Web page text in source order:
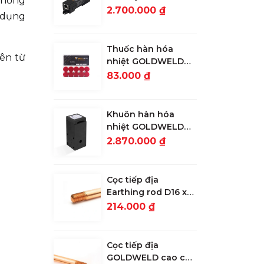
từ
đường tín hiệu
2.700.000 ₫
Thuốc hàn hóa
nhiệt GOLDWELD
90g
83.000 ₫
Khuôn hàn hóa
nhiệt GOLDWELD
CR25 nối cọc với 3
2.870.000 ₫
Cọc tiếp địa
Earthing rod D16 x
2.4m lớp mạ 30
214.000 ₫
Cọc tiếp địa
GOLDWELD cao cấp